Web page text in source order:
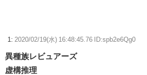
Switch2版FF14、ロード時間が高速になる最適
ユーザーたち「対応が早すぎる」
【ウマ娘】ディザイアの謎ポーズ、完全にアレ
1: 2020/02/19(水) 16:48:45.76 ID:spb2e6Qg0
異種族レビュアーズ
虚構推理